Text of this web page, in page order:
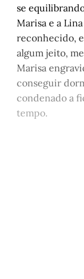
se
Marisa e a
reconhecido,
algum jeito,
Marisa
conseguir
condenado a
tempo.